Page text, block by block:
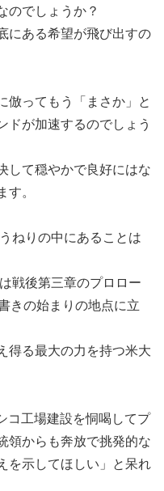
のでしょうか？
にある希望が飛び出すの
倣ってもう「まさか」と
ドが加速するのでしょう
して穏やかで良好にはな
す。
ねりの中にあることは
戦後第三章のプロロー
きの始まりの地点に立
得る最大の力を持つ米大
コ工場建設を恫喝してプ
領からも奔放で挑発的な
を示してほしい」と呆れ